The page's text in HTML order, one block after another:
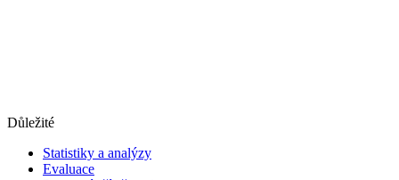
Důležité
Statistiky a analýzy
Evaluace